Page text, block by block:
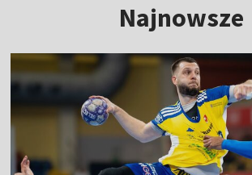
Najnowsze